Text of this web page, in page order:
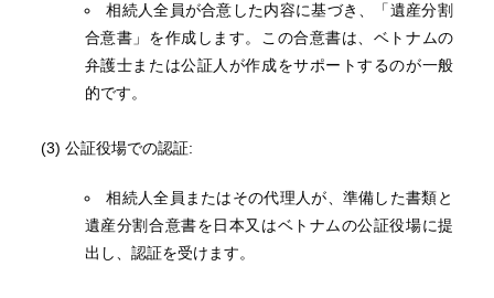
相続人全員が合意した内容に基づき、「遺産分割
合意書」を作成します。この合意書は、ベトナムの
弁護士または公証人が作成をサポートするのが一般
的です。
(3) 公証役場での認証:
相続人全員またはその代理人が、準備した書類と
遺産分割合意書を日本又はベトナムの公証役場に提
出し、認証を受けます。